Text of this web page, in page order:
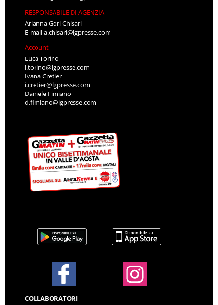
RESPONSABILE DI AGENZIA
Arianna Gori Chisari
E-maila.chisari@lgpresse.com
Account
Luca Torino
l.torino@lgpresse.com
Ivana Cretier
i.cretier@lgpresse.com
Daniele Fimiano
d.fimiano@lgpresse.com
COLLABORATORI